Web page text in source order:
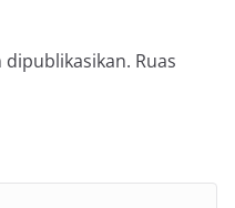
dipublikasikan. Ruas